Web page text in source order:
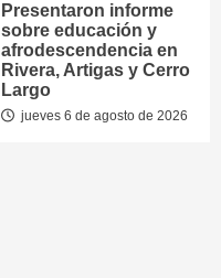
Presentaron informe
sobre educación y
afrodescendencia en
Rivera, Artigas y Cerro
Largo
jueves 6 de agosto de 2026